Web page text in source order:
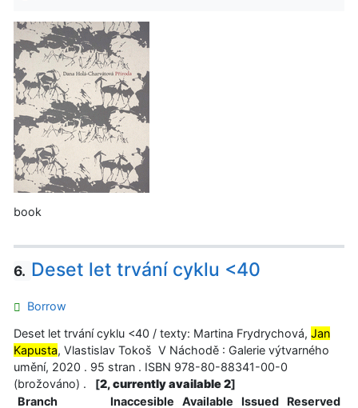
book
6. Deset let trvání cyklu <40
Borrow
Deset let trvání cyklu <40 / texty: Martina Frydrychová, Jan
Kapusta, Vlastislav Tokoš V Náchodě : Galerie výtvarného
umění, 2020 . 95 stran . ISBN 978-80-88341-00-0
(brožováno) .
[2, currently available 2]
Branch
Inaccesible Available Issued Reserved